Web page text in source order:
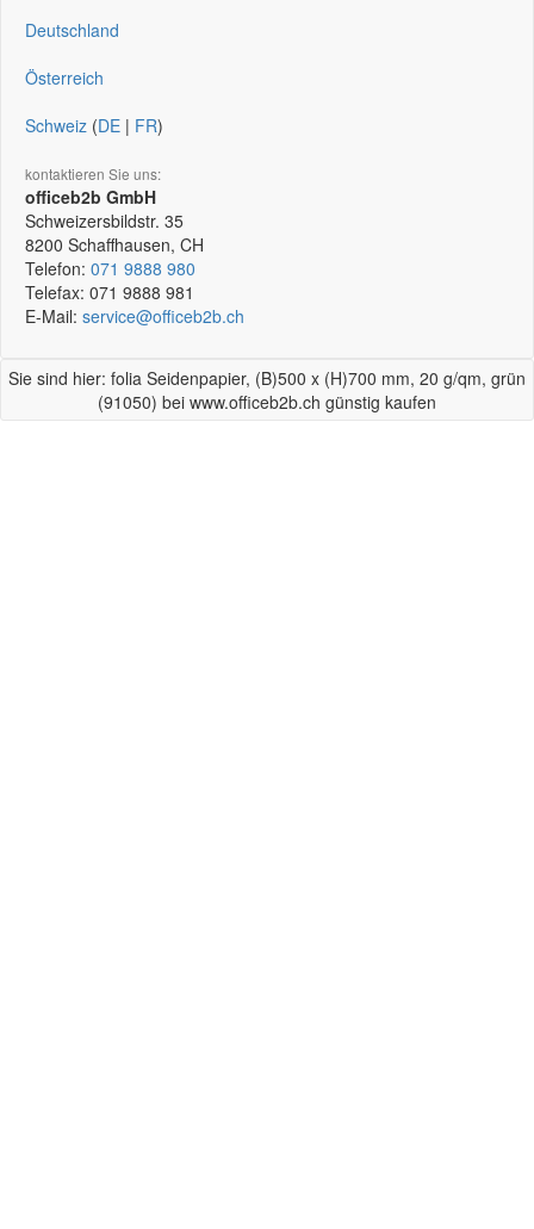
Deutschland
Österreich
Schweiz (DE | FR)
kontaktieren Sie uns:
officeb2b GmbH
Schweizersbildstr. 35
8200 Schaffhausen, CH
Telefon: 071 9888 980
Telefax: 071 9888 981
E-Mail: service@officeb2b.ch
Sie sind hier: folia Seidenpapier, (B)500 x (H)700 mm, 20 g/qm, grün
(91050) bei www.officeb2b.ch günstig kaufen